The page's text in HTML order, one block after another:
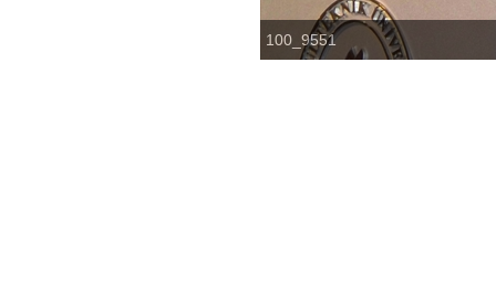
100_9551